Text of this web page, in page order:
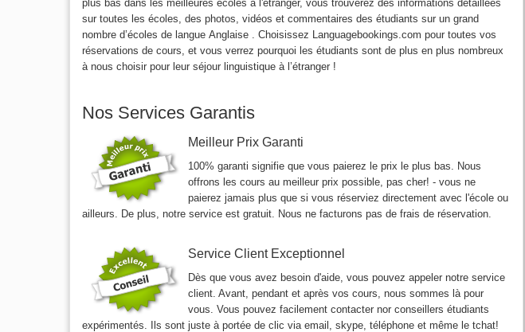
plus bas dans les meilleures écoles à l'étranger, vous trouverez des informations détaillées
sur toutes les écoles, des photos, vidéos et commentaires des étudiants sur un grand
nombre d’écoles de langue Anglaise . Choisissez Languagebookings.com pour toutes vos
réservations de cours, et vous verrez pourquoi les étudiants sont de plus en plus nombreux
à nous choisir pour leur séjour linguistique à l’étranger !
Nos Services Garantis
Meilleur Prix Garanti
100% garanti signifie que vous paierez le prix le plus bas. Nous
offrons les cours au meilleur prix possible, pas cher! - vous ne
paierez jamais plus que si vous réserviez directement avec l'école ou
ailleurs. De plus, notre service est gratuit. Nous ne facturons pas de frais de réservation.
Service Client Exceptionnel
Dès que vous avez besoin d'aide, vous pouvez appeler notre service
client. Avant, pendant et après vos cours, nous sommes là pour
vous. Vous pouvez facilement contacter nor conseillers étudiants
expérimentés. Ils sont juste à portée de clic via email, skype, téléphone et même le tchat!